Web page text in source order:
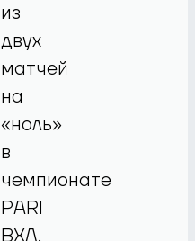
из
двух
матчей
на
«ноль»
в
чемпионате
PARI